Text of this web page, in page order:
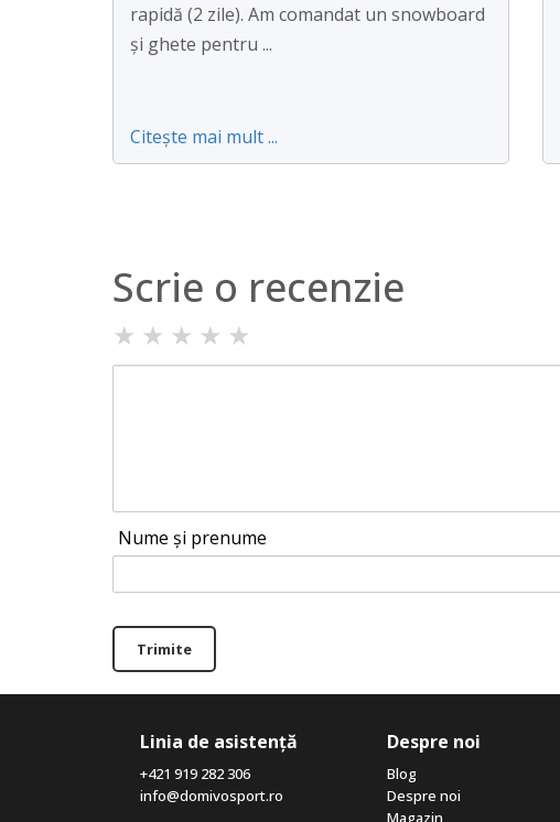
rapidă (2 zile). Am comandat un snowboard
și ghete pentru ...
Citește mai mult ...
Scrie o recenzie
★ ★ ★ ★ ★
Nume și prenume
Trimite
Linia de asistență
+421 919 282 306
info@domivosport.ro
Despre noi
Blog
Despre noi
Magazin